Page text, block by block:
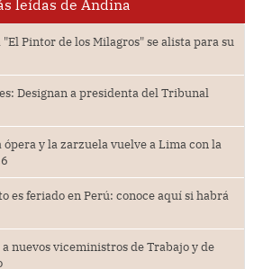
leídas de Andina
Pintor de los Milagros" se alista para su
Designan a presidenta del Tribunal
ópera y la zarzuela vuelve a Lima con la
es feriado en Perú: conoce aquí si habrá
a nuevos viceministros de Trabajo y de